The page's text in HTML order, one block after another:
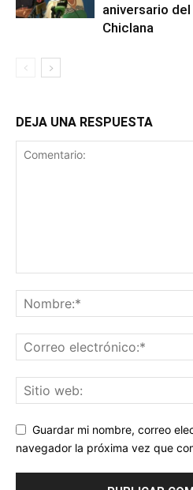
aniversario
Chiclana
DEJA UNA RESPUESTA
Guardar mi nombre, correo
navegador la próxima vez que